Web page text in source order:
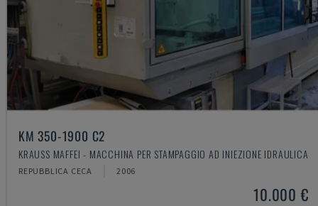
KM 350-1900 C2
KRAUSS MAFFEI - MACCHINA PER STAMPAGGIO AD INIEZIONE IDRAULICA
REPUBBLICA CECA 2006
10.000 €